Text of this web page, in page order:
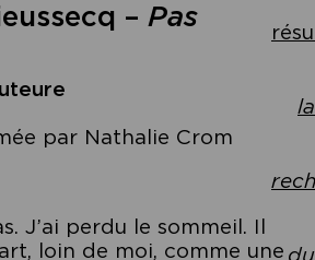
– Pas
par Nathalie Crom
J’ai perdu le sommeil. Il
loin de moi, comme une
la